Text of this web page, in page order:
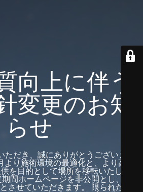
向上に伴う
変更のお知
らせ
だき、誠にありがとうございます。
り施術環境の最適化と、より高度な
を目的として場所を移転いたしまし
間ホームページを非公開とし、今後
させていただきます。 限られた時間